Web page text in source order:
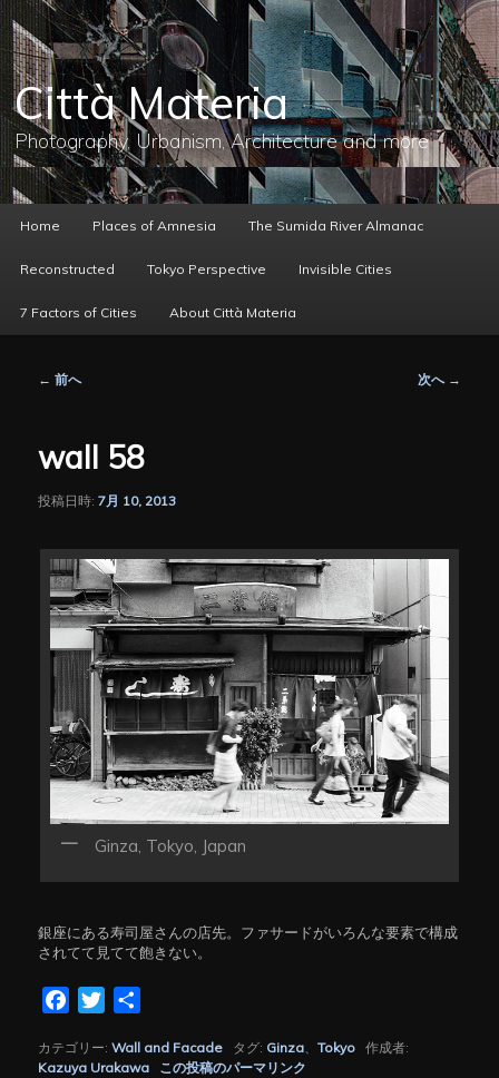
メ
イ
ン
コ
ン
テ
ン
へ
移
動
Città Materia
Photography, Urbanism, Architecture and more
ー
Home Places of Amnesia The Sumida River Almanac
Reconstructed Tokyo Perspective Invisible Cities
7 Factors of Cities About Città Materia
ゲ
シ
ン
← 前へ 次へ →
wall 58
投稿日時:7月 10, 2013
Ginza, Tokyo, Japan
銀座にある寿司屋さんの店先。ファサードがいろんな要素で構成
されてて見てて飽きない。
FacebookTwitter
カテゴリー:Wall and Facade タグ: Ginza、Tokyo 作成者:
Kazuya Urakawa
この投稿のパーマリンク